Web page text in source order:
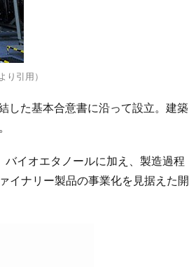
引用）
した基本合意書に沿って設立。建築
イオエタノールに加え、製造過程
イナリー製品の事業化を見据えた開